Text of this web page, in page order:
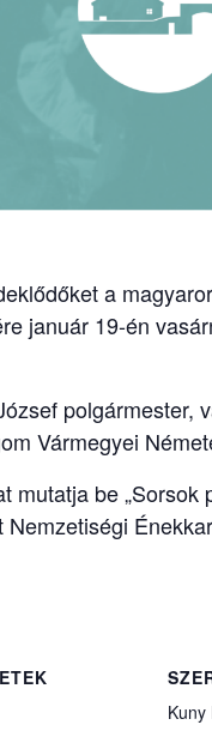
a
január 19-én
polgármester,
Vármegyei
mutatja be
Kuny